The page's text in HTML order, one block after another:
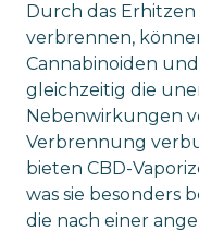
Durch das Erhitzen
verbrennen,
Cannabinoiden
gleichzeitig die
Nebenwirkungen
Verbrennung
bieten CBD-
was sie besonders
die nach einer